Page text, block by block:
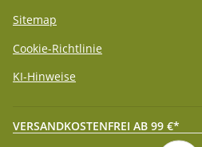
Sitemap
Cookie-Richtlinie
KI-Hinweise
VERSANDKOSTENFREI AB 99 €*